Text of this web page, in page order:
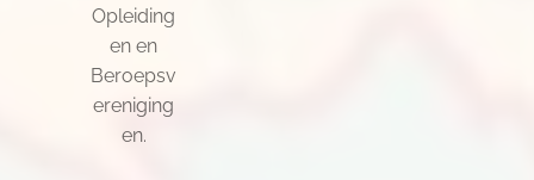
Opleiding
en en
Beroepsv
ereniging
en.